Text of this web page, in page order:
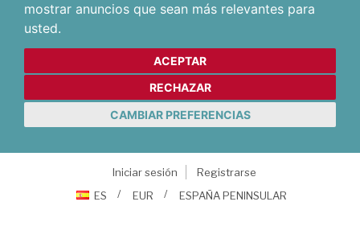
mostrar anuncios que sean más relevantes para
usted.
ACEPTAR
RECHAZAR
CAMBIAR PREFERENCIAS
Iniciar sesión
Registrarse
ES
EUR ESPAÑA PENINSULAR